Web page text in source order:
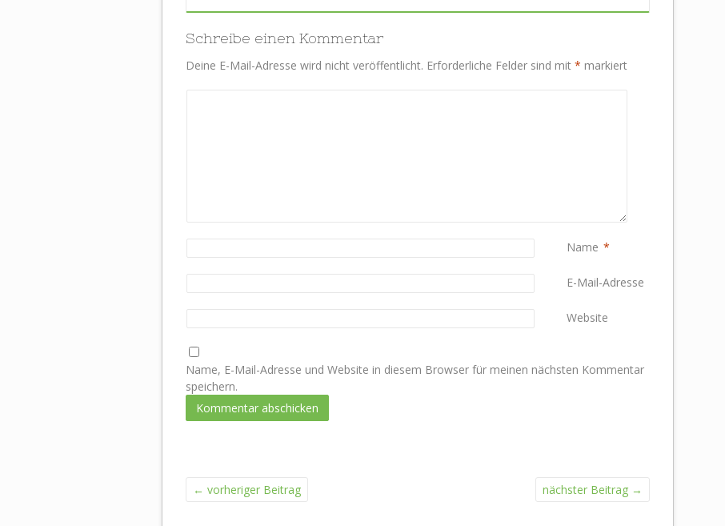
Schreibe einen Kommentar
Deine E-Mail-Adresse wird nicht veröffentlicht. Erforderliche Felder sind mit * markiert
Name *
E-Mail-Adresse
Website
Name, E-Mail-Adresse und Website in diesem Browser für meinen nächsten Kommentar
speichern.
← vorheriger Beitrag nächster Beitrag →